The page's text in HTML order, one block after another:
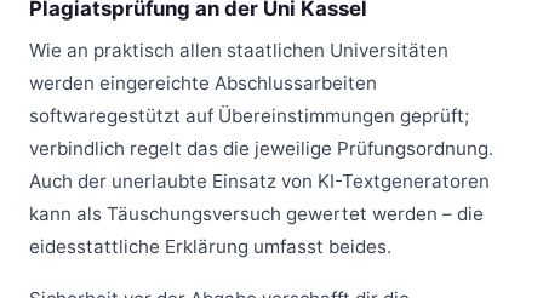
Plagiatsprüfung an der Uni Kassel
Wie an praktisch allen staatlichen Universitäten
werden eingereichte Abschlussarbeiten
softwaregestützt auf Übereinstimmungen geprüft;
verbindlich regelt das die jeweilige Prüfungsordnung.
Auch der unerlaubte Einsatz von KI-Textgeneratoren
kann als Täuschungsversuch gewertet werden – die
eidesstattliche Erklärung umfasst beides.